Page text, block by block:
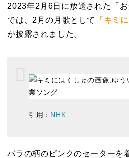
2023年2月6日に放送された「お
では、2月の月歌として
「キミ
が披露されました。
引用： NHK
バラの柄のピンクのセーターを